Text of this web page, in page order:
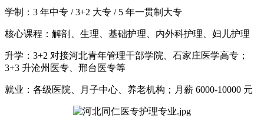
学制：3 年中专 / 3+2 大专 / 5 年一贯制大专
核心课程：解剖、生理、基础护理、内外科护理、妇儿护理
升学：3+2 对接河北青年管理干部学院、石家庄医学高专；
3+3 升沧州医专、邢台医专等
就业：各级医院、月子中心、养老机构；月薪 6000-10000 元